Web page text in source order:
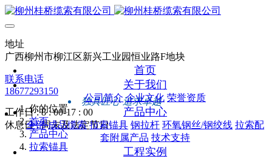
地址
广西柳州市柳江区新兴工业园恒业路F地块
联系电话
18677293150
工作日 : 8 : 00-17 : 00
休息日 : 周末及法定节日
独具匠心 追求卓越
首页
关于我们
公司简介 企业文化 荣誉资质
产品中心
全部 成品缆索 拉索锚具 钢拉杆 环氧钢丝/钢绞线 拉索配
套附属产品 技术支持
工程实例
你的位置
首页
产品中心
拉索锚具